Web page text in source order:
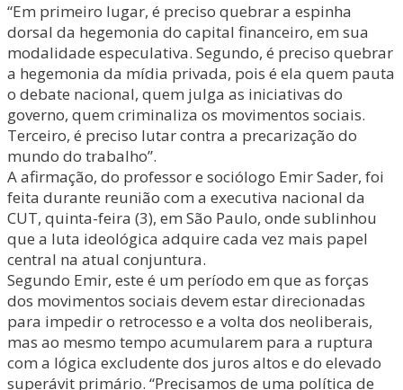
“Em primeiro lugar, é preciso quebrar a espinha
dorsal da hegemonia do capital financeiro, em sua
modalidade especulativa. Segundo, é preciso quebrar
a hegemonia da mídia privada, pois é ela quem pauta
o debate nacional, quem julga as iniciativas do
governo, quem criminaliza os movimentos sociais.
Terceiro, é preciso lutar contra a precarização do
mundo do trabalho”.
A afirmação, do professor e sociólogo Emir Sader, foi
feita durante reunião com a executiva nacional da
CUT, quinta-feira (3), em São Paulo, onde sublinhou
que a luta ideológica adquire cada vez mais papel
central na atual conjuntura.
Segundo Emir, este é um período em que as forças
dos movimentos sociais devem estar direcionadas
para impedir o retrocesso e a volta dos neoliberais,
mas ao mesmo tempo acumularem para a ruptura
com a lógica excludente dos juros altos e do elevado
superávit primário. “Precisamos de uma política de